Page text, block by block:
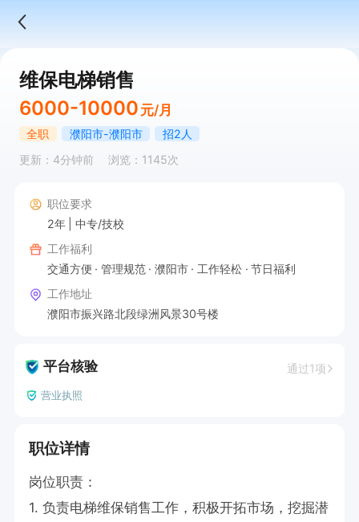
维保电梯销售
6000-10000 元/月
全职 濮阳市-濮阳市
招2人
更新：4分钟前
浏览：1145次
职位要求
2年
中专/技校
工作福利
交通方便
管理规范 濮阳市 工作轻松
节日福利
工作地址
濮阳市振兴路北段绿洲风景30号楼
平台核验 通过1项
营业执照
职位详情
岗位职责：
1. 负责电梯维保销售工作，积极开拓市场，挖掘潜